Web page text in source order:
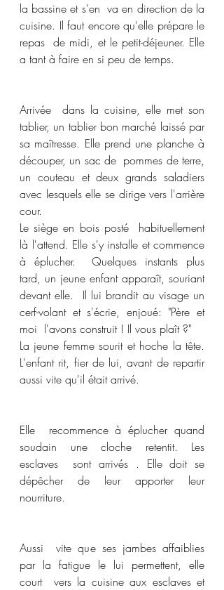
la bassine et s'en  va en direction de la
cuisine. Il faut encore qu'elle prépare le
repas  de midi, et le petit-déjeuner. Elle
a tant à faire en si peu de temps.
Arrivée  dans la cuisine, elle met son
tablier, un tablier bon marché laissé par
sa maîtresse. Elle prend une planche à
découper, un sac de  pommes de terre,
un couteau et deux grands saladiers
avec lesquels elle se dirige vers l'arrière
cour.
Le siège en bois posté  habituellement
là l'attend. Elle s'y installe et commence
à éplucher.  Quelques instants plus
tard, un jeune enfant apparaît, souriant
devant elle.  Il lui brandit au visage un
cerf-volant et s'écrie, enjoué: "Père et
moi  l'avons construit ! Il vous plaît ?"
La jeune femme sourit et hoche la tête.
L'enfant rit, fier de lui, avant de repartir
aussi vite qu'il était arrivé.
Elle  recommence à éplucher quand
soudain une cloche retentit. Les
esclaves  sont arrivés . Elle doit se
dépêcher de leur apporter leur
nourriture.
Aussi  vite que ses jambes affaiblies
par la fatigue le lui permettent, elle
court  vers la cuisine aux esclaves et